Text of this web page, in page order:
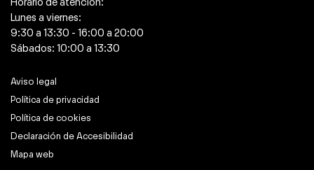
Lunes a viernes:
9:30 a 13:30 - 16:00 a 20:00
Sábados: 10:00 a 13:30
Aviso legal
Política de privacidad
Política de cookies
Declaración de Accesibilidad
Mapa web